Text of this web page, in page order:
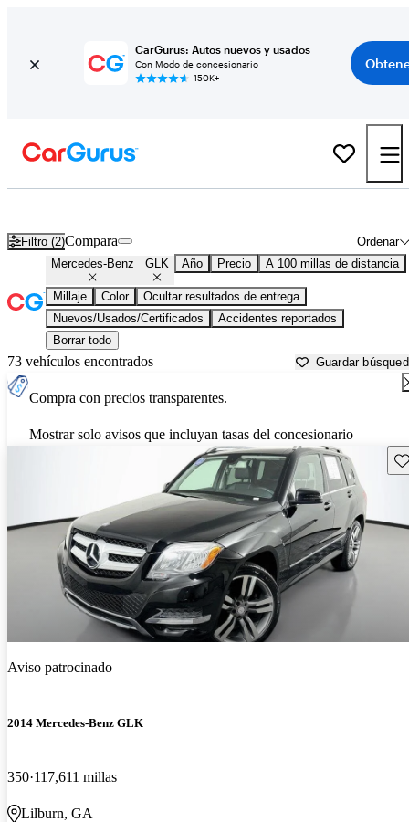
CarGurus: Autos nuevos y usados
Con Modo de concesionario
150K+
Filtro (2) Ordenar
Compara
Mercedes-Benz GLK Año Precio A 100 millas de distancia
Millaje Color
Ocultar resultados de entrega
Nuevos/Usados/Certificados
Accidentes reportados
Borrar todo
73 vehículos encontrados Guardar
Compra con precios transparentes.
Mostrar solo avisos que incluyan tasas del concesionario
Aviso patrocinado
2014 Mercedes-Benz GLK
350 117,611 millas
Lilburn, GA